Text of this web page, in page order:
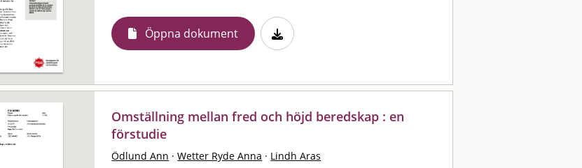
Öppna dokument
Omställning mellan fred och höjd beredskap : en
förstudie
Ödlund Ann · Wetter Ryde Anna · Lindh Aras